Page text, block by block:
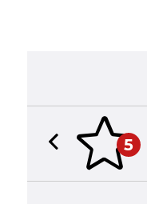
5
Previous slide